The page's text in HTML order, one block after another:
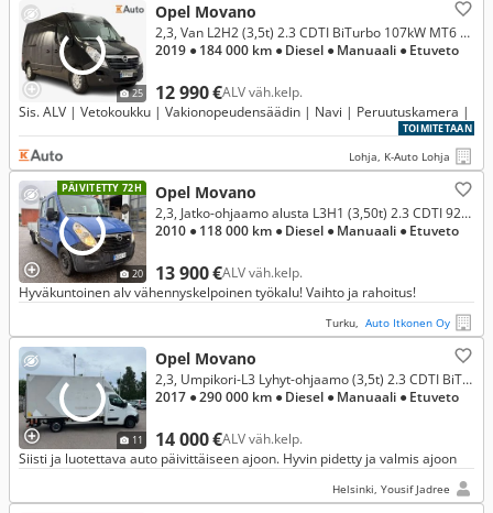
25
Opel Movano
12 990 €ALV väh.kelp.
2,3, Van L2H2 (3,5t) 2.3 CDTI BiTurbo 107kW MT6 FWD (XZ14)
2019 ● 184 000 km ● Diesel ● Manuaali ● Etuveto
Sis. ALV | Vetokoukku | Vakionopeudensäädin | Navi | Peruutuskamera |
TOIMITETAAN
Lohja, K-Auto Lohja
PÄIVITETTY 72H
20
Opel Movano
13 900 €ALV väh.kelp.
2,3, Jatko-ohjaamo alusta L3H1 (3,50t) 2.3 CDTI 92kW MT6 Etuveto 3-henk. (XM1K)
2010 ● 118 000 km ● Diesel ● Manuaali ● Etuveto
Hyväkuntoinen alv vähennyskelpoinen työkalu! Vaihto ja rahoitus!
Turku, Auto Itkonen Oy
11
Opel Movano
14 000 €ALV väh.kelp.
2,3, Umpikori-L3 Lyhyt-ohjaamo (3,5t) 2.3 CDTI BiTurbo 107kW MT6 FWD (XZ23)
2017 ● 290 000 km ● Diesel ● Manuaali ● Etuveto
Siisti ja luotettava auto päivittäiseen ajoon. Hyvin pidetty ja valmis ajoon
Helsinki, Yousif Jadree